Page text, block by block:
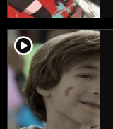
player2